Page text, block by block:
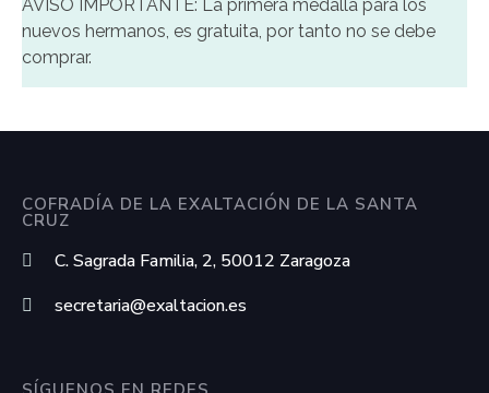
AVISO IMPORTANTE: La primera medalla para los
nuevos hermanos, es gratuita, por tanto no se debe
comprar.
COFRADÍA DE LA EXALTACIÓN DE LA SANTA
CRUZ
C. Sagrada Familia, 2, 50012 Zaragoza
secretaria@exaltacion.es